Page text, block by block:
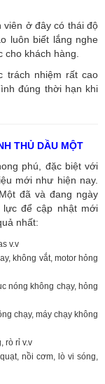
viên ở đây có thái độ
luôn biết lắng nghe
khách hàng.
trách nhiệm rất cao
đúng thời hạn khi
THỦ DẦU MỘT
phú, đặc biệt với
mới như hiện nay.
đã và đang ngày
để cập nhật mới
nhất:
v.v
không vắt, motor hỏng
nóng không chạy, hỏng
chạy, máy chạy không
rò rỉ v.v
nồi cơm, lò vi sóng,